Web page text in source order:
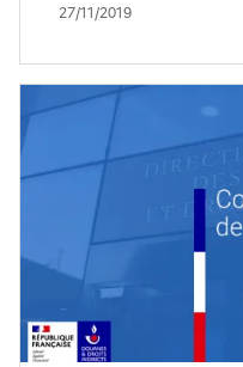
27/11/2019